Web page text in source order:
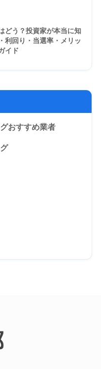
どう？投資家が本当に知
利回り・当選率・メリッ
イド
おすすめ業者